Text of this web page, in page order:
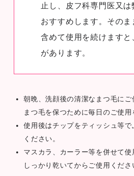
止し、皮フ科専門医又
おすすめします。そのま
含めて使用を続けますと
があります。
朝晩、洗顔後の清潔なまつ毛に
まつ毛を保つために毎日のご使用
使用後はチップをティッシュ等
ください。
マスカラ、カーラー等を併せて
しっかり乾いてからご使用くださ